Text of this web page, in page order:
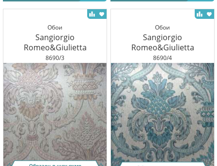
Обои
Sangiorgio
Romeo&Giulietta
8690/3
Обои
Sangiorgio
Romeo&Giulietta
8690/4